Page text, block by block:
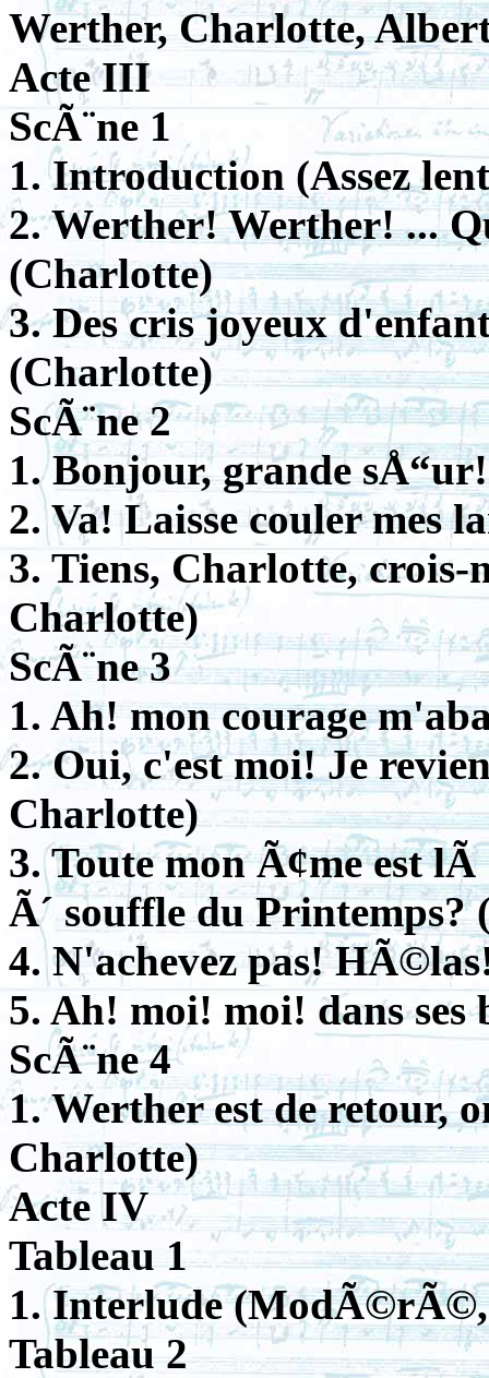
Werther, Charlotte,
Acte III
ScÃ¨ne 1
1. Introduction (Assez
2. Werther! Werther! ...
(Charlotte)
3. Des cris joyeux
(Charlotte)
ScÃ¨ne 2
1. Bonjour, grande
2. Va! Laisse couler mes
3. Tiens, Charlotte, crois-
Charlotte)
ScÃ¨ne 3
1. Ah! mon courage
2. Oui, c'est moi! Je
Charlotte)
3. Toute mon Ã¢me est
Ã´ souffle du Printemps?
4. N'achevez pas!
5. Ah! moi! moi! dans
ScÃ¨ne 4
1. Werther est de retour,
Charlotte)
Acte IV
Tableau 1
1. Interlude (ModÃ©rÃ©,
Tableau 2